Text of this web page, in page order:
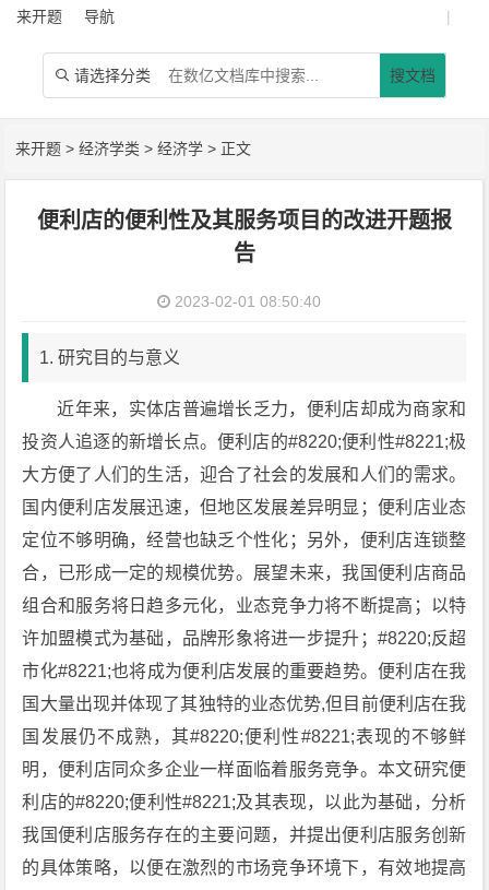
来开题 导航 |
 请选择分类 搜文档
来开题 >经济学类 >经济学 > 正文
便利店的便利性及其服务项目的改进开题报
告
2023-02-01 08:50:40
1. 研究目的与意义
近年来，实体店普遍增长乏力，便利店却成为商家和
投资人追逐的新增长点。便利店的#8220;便利性#8221;极
大方便了人们的生活，迎合了社会的发展和人们的需求。
国内便利店发展迅速，但地区发展差异明显；便利店业态
定位不够明确，经营也缺乏个性化；另外，便利店连锁整
合，已形成一定的规模优势。展望未来，我国便利店商品
组合和服务将日趋多元化，业态竞争力将不断提高；以特
许加盟模式为基础，品牌形象将进一步提升；#8220;反超
市化#8221;也将成为便利店发展的重要趋势。便利店在我
国大量出现并体现了其独特的业态优势,但目前便利店在我
国发展仍不成熟，其#8220;便利性#8221;表现的不够鲜
明，便利店同众多企业一样面临着服务竞争。本文研究便
利店的#8220;便利性#8221;及其表现，以此为基础，分析
我国便利店服务存在的主要问题，并提出便利店服务创新
的具体策略，以便在激烈的市场竞争环境下，有效地提高